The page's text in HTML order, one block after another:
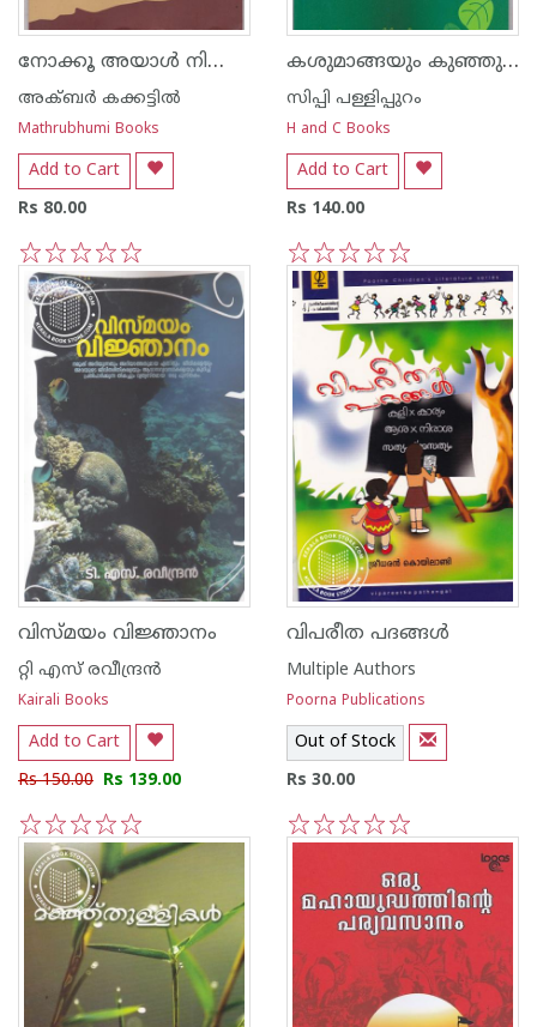
നോക്കൂ അയാള്‍ നിങ്ങളില്‍ത്തന്നെയുണ്ട്
അക്‍ബര്‍ കക്കട്ടില്‍
Mathrubhumi Books
Add to Cart
Rs 80.00
5
4
3
2
കശുമാങ്ങയും കുഞ്ഞുമാലാഖയും
സിപ്പി പള്ളിപ്പുറം
H and C Books
Add to Cart
Rs 140.00
5
4
3
2
1
വിസ്മയം വിജ്ഞാനം
റ്റി എസ് രവീന്ദ്രന്‍
Kairali Books
Add to Cart
Rs 150.00 Rs 139.00
5
4
3
2
1
വിപരീത പദങ്ങള്‍
Multiple Authors
Poorna Publications
Out of Stock
Rs 30.00
5
4
3
2
1